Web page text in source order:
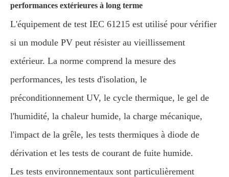
performances extérieures à long terme
L'équipement de test IEC 61215 est utilisé pour vérifier
si un module PV peut résister au vieillissement
extérieur. La norme comprend la mesure des
performances, les tests d'isolation, le
préconditionnement UV, le cycle thermique, le gel de
l'humidité, la chaleur humide, la charge mécanique,
l'impact de la grêle, les tests thermiques à diode de
dérivation et les tests de courant de fuite humide.
Les tests environnementaux sont particulièrement